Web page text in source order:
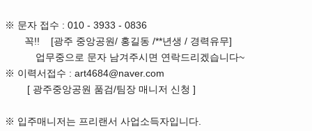
※ 문자 접수 : 010 - 3933 - 0836
꼭!! [광주 중앙공원/ 홍길동 /**년생 / 경력유무]
업무중으로 문자 남겨주시면 연락드리겠습니다~
※ 이력서접수 : art4684@naver.com
[ 광주중앙공원 품검/팀장 매니저 신청 ]
※ 입주매니저는 프리랜서 사업소득자입니다.